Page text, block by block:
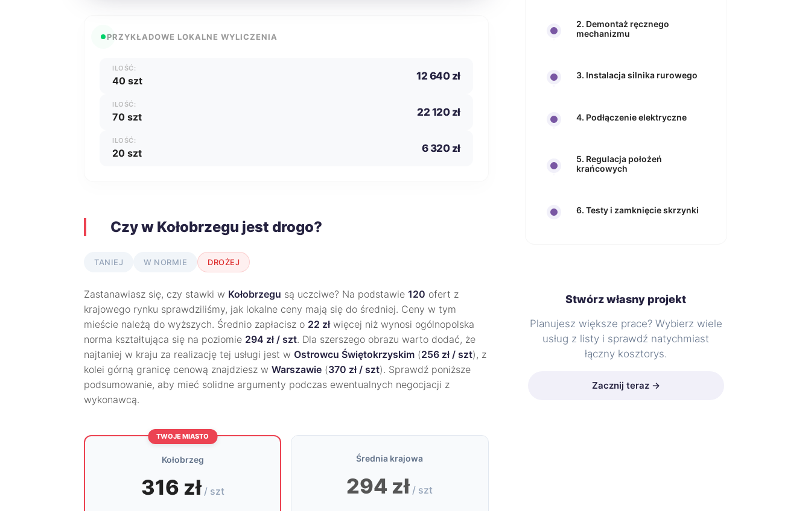
PRZYKŁADOWE LOKALNE WYLICZENIA
ILOŚĆ:
40 szt 12 640 zł
ILOŚĆ:
70 szt 22 120 zł
ILOŚĆ:
20 szt 6 320 zł
Czy w Kołobrzegu jest drogo?
TANIEJ W NORMIE DROŻEJ
Zastanawiasz się, czy stawki w Kołobrzegu są uczciwe? Na podstawie 120 ofert z
krajowego rynku sprawdziliśmy, jak lokalne ceny mają się do średniej. Ceny w tym
mieście należą do wyższych. Średnio zapłacisz o 22 złwięcej niż wynosi ogólnopolska
norma kształtująca się na poziomie 294 zł / szt. Dla szerszego obrazu warto dodać, że
najtaniej w kraju za realizację tej usługi jest w Ostrowcu Świętokrzyskim (256 zł / szt), z
kolei górną granicę cenową znajdziesz w Warszawie (370 zł / szt). Sprawdź poniższe
podsumowanie, aby mieć solidne argumenty podczas ewentualnych negocjacji z
wykonawcą.
TWOJE MIASTO
Kołobrzeg
316 zł / szt
Średnia krajowa
294 zł / szt
2. Demontaż ręcznego
mechanizmu
3. Instalacja silnika rurowego
4. Podłączenie elektryczne
5. Regulacja położeń
krańcowych
6. Testy i zamknięcie skrzynki
Stwórz własny projekt
Planujesz większe prace? Wybierz wiele
usług z listy i sprawdź natychmiast
łączny kosztorys.
Zacznij teraz →